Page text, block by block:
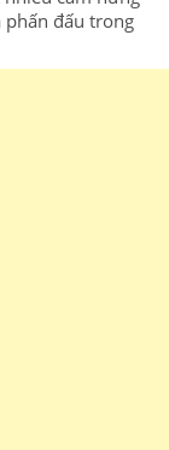
phấn đấu trong